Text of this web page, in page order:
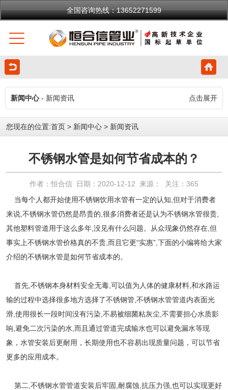
全国咨询热线：13652271599
新闻中心- 新闻资讯 点击展开
您现在的位置:首页 > 新闻中心 > 新闻资讯
不锈钢水管是如何节省成本的？
作者：恒合信 日期：2020-12-12 来源： 关注： 365
当每个人都开始使用不锈钢饮用水管有一定的认知 ,但对于消费者
来说, 不锈钢水管仍然是昂贵的 很多消费者还是认为不锈钢水管很贵
其他塑料管道用于这么多年,没见有什么问题。从众现象仍然存在,但
事实上不锈钢水管价格真的不贵 而且 它更“实惠”,下面的小编将给大家
介绍的不锈钢水管是如何节省成本的。
首先 ,不锈钢本身材料安全无毒,可以值为人体的健康材料,和水路运
输的过程中选择很多地方选择了不锈钢管 不锈钢水管管道内表面光
滑 ,使用很长一段时间没有污染,不易被细菌粘灰尘,不需要担心水质影
响, 避免二次污染的水 ,而且通过管道完成输水也可以避免漏水等现
象，水管安装后更耐用，长期使用也不容易出现质量问题，可以节省
更多的应用成本。
第二 不锈钢水管管道安装后牢固 ,耐腐蚀,抗压力强,也可以实现更好